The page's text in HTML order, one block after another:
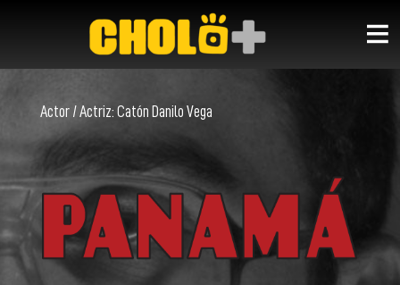
Actor / Actriz: Catón Danilo Vega